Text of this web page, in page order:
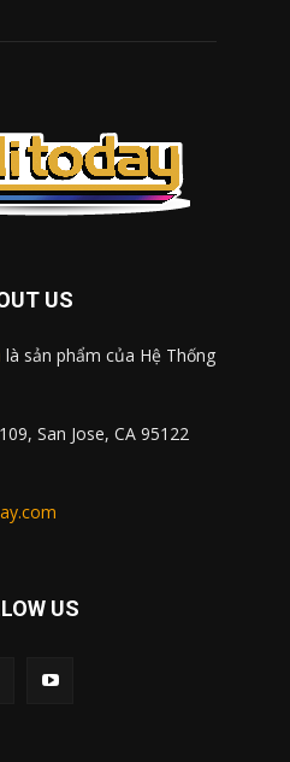
US
là sản phẩm của Hệ Thống
San Jose, CA 95122
US